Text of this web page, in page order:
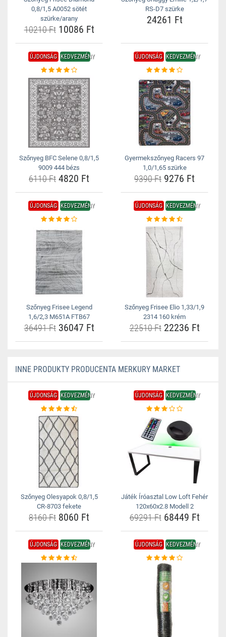
0,8/1,5 A0052 sötét
szürke/arany
10210 Ft10086 Ft
RS-D7 szürke
24261 Ft
ÚJDONSÁG KEDVEZMÉNY
Szőnyeg BFC Selene 0,8/1,5
9009 444 bézs
6110 Ft 4820 Ft
ÚJDONSÁG KEDVEZMÉNY
Gyermekszőnyeg Racers 97
1,0/1,65 szürke
9390 Ft 9276 Ft
ÚJDONSÁG KEDVEZMÉNY
Szőnyeg Frisee Legend
1,6/2,3 M651A FTB67
36491 Ft36047 Ft
ÚJDONSÁG KEDVEZMÉNY
Szőnyeg Frisee Elio 1,33/1,9
2314 160 krém
22510 Ft22236 Ft
INNE PRODUKTY PRODUCENTA MERKURY MARKET
ÚJDONSÁG KEDVEZMÉNY
Szőnyeg Olesyapok 0,8/1,5
CR-8703 fekete
8160 Ft 8060 Ft
ÚJDONSÁG KEDVEZMÉNY
Játék Íróasztal Low Loft Fehér
120x60x2.8 Modell 2
69291 Ft68449 Ft
ÚJDONSÁG KEDVEZMÉNY ÚJDONSÁG KEDVEZMÉNY